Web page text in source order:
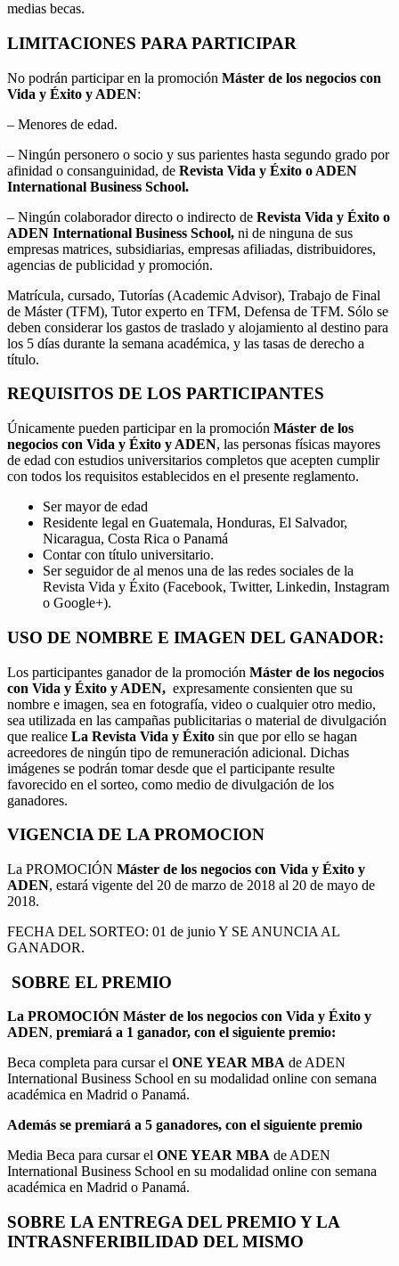
medias becas.
LIMITACIONES PARA PARTICIPAR
No podrán participar en la promoción Máster de los negocios con
Vida y Éxito y ADEN:
– Menores de edad.
– Ningún personero o socio y sus parientes hasta segundo grado por
afinidad o consanguinidad, de Revista Vida y Éxito o ADEN
International Business School.
– Ningún colaborador directo o indirecto de Revista Vida y Éxito o
ADEN International Business School, ni de ninguna de sus
empresas matrices, subsidiarias, empresas afiliadas, distribuidores,
agencias de publicidad y promoción.
Matrícula, cursado, Tutorías (Academic Advisor), Trabajo de Final
de Máster (TFM), Tutor experto en TFM, Defensa de TFM. Sólo se
deben considerar los gastos de traslado y alojamiento al destino para
los 5 días durante la semana académica, y las tasas de derecho a
título.
REQUISITOS DE LOS PARTICIPANTES
Únicamente pueden participar en la promoción Máster de los
negocios con Vida y Éxito y ADEN, las personas físicas mayores
de edad con estudios universitarios completos que acepten cumplir
con todos los requisitos establecidos en el presente reglamento.
Ser mayor de edad
Residente legal en Guatemala, Honduras, El Salvador,
Nicaragua, Costa Rica o Panamá
Contar con título universitario.
Ser seguidor de al menos una de las redes sociales de la
Revista Vida y Éxito (Facebook, Twitter, Linkedin, Instagram
o Google+).
USO DE NOMBRE E IMAGEN DEL GANADOR:
Los participantes ganador de la promoción Máster de los negocios
con Vida y Éxito y ADEN, expresamente consienten que su
nombre e imagen, sea en fotografía, video o cualquier otro medio,
sea utilizada en las campañas publicitarias o material de divulgación
que realice La Revista Vida y Éxito sin que por ello se hagan
acreedores de ningún tipo de remuneración adicional. Dichas
imágenes se podrán tomar desde que el participante resulte
favorecido en el sorteo, como medio de divulgación de los
ganadores.
VIGENCIA DE LA PROMOCION
La PROMOCIÓN Máster de los negocios con Vida y Éxito y
ADEN, estará vigente del 20 de marzo de 2018 al 20 de mayo de
2018.
FECHA DEL SORTEO: 01 de junio Y SE ANUNCIA AL
GANADOR.
SOBRE EL PREMIO
La PROMOCIÓN Máster de los negocios con Vida y Éxito y
ADEN, premiará a 1 ganador, con el siguiente premio:
Beca completa para cursar el ONE YEAR MBA de ADEN
International Business School en su modalidad online con semana
académica en Madrid o Panamá.
Además se premiará a 5 ganadores, con el siguiente premio
Media Beca para cursar el ONE YEAR MBA de ADEN
International Business School en su modalidad online con semana
académica en Madrid o Panamá.
SOBRE LA ENTREGA DEL PREMIO Y LA
INTRASNFERIBILIDAD DEL MISMO